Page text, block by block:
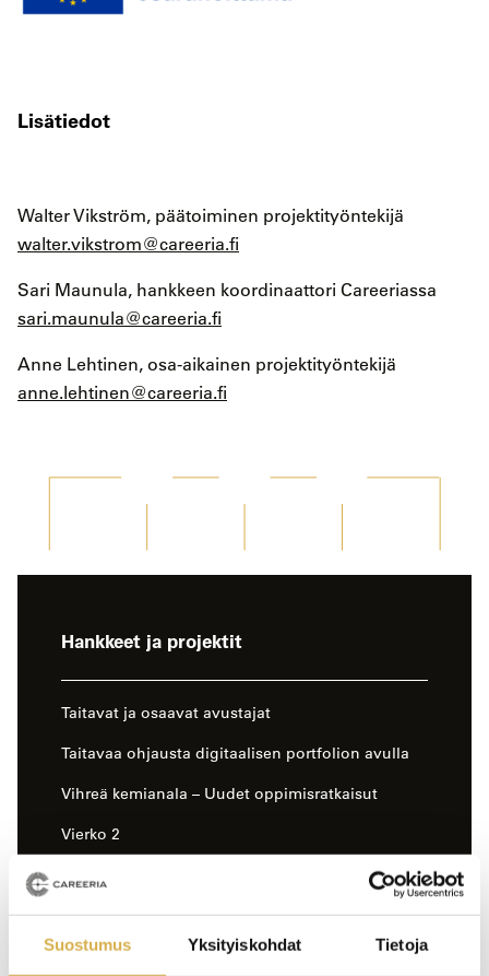
Suostumus Yksityiskohdat Tietoja
Lisätiedot
Walter Vikström, päätoiminen projektityöntekijä
walter.vikstrom@careeria.fi
Sari Maunula, hankkeen koordinaattori Careeriassa
sari.maunula@careeria.fi
Anne Lehtinen, osa-aikainen projektityöntekijä
anne.lehtinen@careeria.fi
Hankkeet ja projektit-
Taitavat ja osaavat avustajat
Taitavaa ohjausta digitaalisen portfolion avulla
Vihreä kemianala – Uudet oppimisratkaisut
Vierko 2
Strapetsi II
Erasmus+ Liikkuvuusakkreditointi